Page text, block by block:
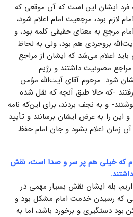
فرد ایشان این است که آن موقعی که
بود، مرجعیت امام اعلام شود،
مرجع به معنای حقیقی کلمه بود، و
بروجردی هم بود، ولی به لحاظ
اعلام می‌شد که ایشان از مراجع
مصونیت داشتند و رژیم
شود. مرحوم آقای آیت‌الله مؤمن
-که حالا طبق آنچه که نقل شده
و به نجف بردند، برای این‌که نامه
این را به عرض ایشان برسانند و تأیید
زمان اعلام بشود و جان امام حفظ
که خیلی هم پر سر و صدا است، نقش
بله ایشان نقش بسیار مهمی در
که رسیدن خدمت امام مشکل بود و
دستگیری و برخورد باشد، اما به